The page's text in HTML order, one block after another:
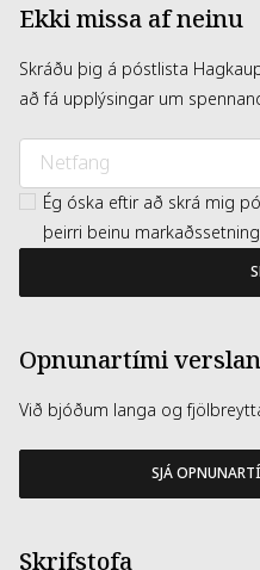
Ekki missa af neinu
Skráðu þig á póstlista
að fá upplýsingar um
Ég óska eftir að skrá mig
þeirri beinu
Opnunartími
Við bjóðum langa og
SJÁ
Skrifstofa